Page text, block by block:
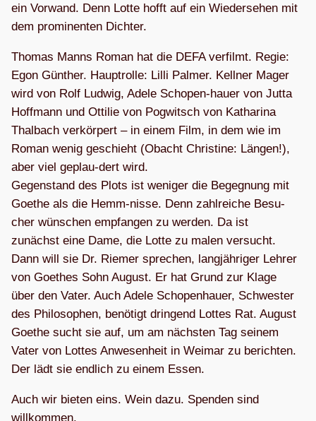
ein Vor­wand. Denn Lotte hofft auf ein Wie­der­se­hen mit
dem pro­mi­nen­ten Dichter.
Tho­mas Manns Roman hat die DEFA ver­filmt. Regie:
Egon Gün­ther. Haupt­rolle: Lilli Pal­mer. Kell­ner Mager
wird von Rolf Lud­wig, Adele Scho­pen-hauer von Jutta
Hoff­mann und Otti­lie von Pog­witsch von Katha­rina
Thal­bach ver­kör­pert – in einem Film, in dem wie im
Roman wenig geschieht (Obacht Chris­tine: Län­gen!),
aber viel geplau-dert wird.
Gegen­stand des Plots ist weni­ger die Begeg­nung mit
Goe­the als die Hemm-nisse. Denn zahl­rei­che Besu­
cher wün­schen emp­fan­gen zu wer­den. Da ist
zunächst eine Dame, die Lotte zu malen ver­sucht.
Dann will sie Dr. Rie­mer spre­chen, lang­jäh­ri­ger Leh­rer
von Goe­thes Sohn August. Er hat Grund zur Klage
über den Vater. Auch Adele Scho­pen­hauer, Schwes­ter
des Phi­lo­so­phen, benö­tigt drin­gend Lot­tes Rat. August
Goe­the sucht sie auf, um am nächs­ten Tag sei­nem
Vater von Lot­tes Anwe­sen­heit in Wei­mar zu berich­ten.
Der lädt sie end­lich zu einem Essen.
Auch wir bie­ten eins. Wein dazu. Spen­den sind
willkommen.